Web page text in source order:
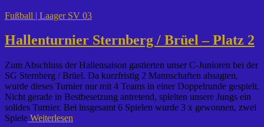
Fußball | Laager SV 03
Hallenturnier Sternberg / Brüel – Platz 2
Zum Abschluss der Hallensaison gastierten unser C-Junioren bei der
SG Sternberg / Brüel. Da kurzfristig 2 Mannschaften absagten,
wurde dieses Turnier nur mit 4 Teams in einer Doppelrunde gespielt.
Nicht gerade in Bestbesetzung antretend, spielten unsere Jungs ein
solides Turnier. Bei insgesamt 6 Spielen wurde 3 x gewonnen, zwei
Spiele Weiterlesen